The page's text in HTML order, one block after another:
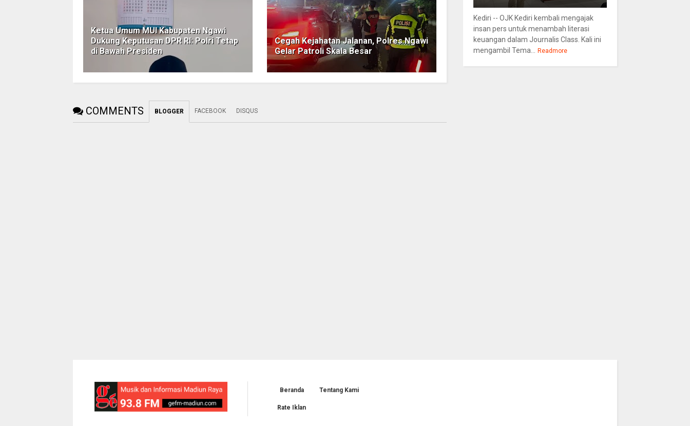
Ketua Umum MUI Kabupaten Ngawi
Dukung Keputusan DPR RI: Polri Tetap
di Bawah Presiden
Cegah Kejahatan Jalanan, Polres Ngawi
Gelar Patroli Skala Besar
COMMENTS BLOGGER FACEBOOK DISQUS
Kediri -- OJK Kediri kembali mengajak
insan pers untuk menambah literasi
keuangan dalam Journalis Class. Kali ini
mengambil Tema...
Readmore
Beranda Tentang Kami
Rate Iklan